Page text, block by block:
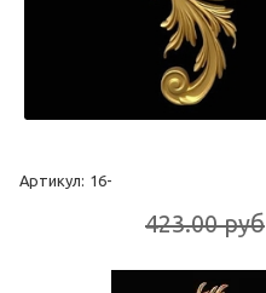
Артикул: 16-
423.00 руб